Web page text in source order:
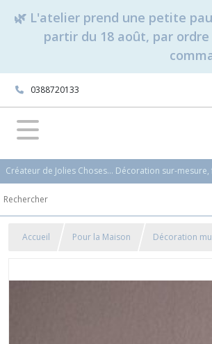
🌿 L'atelier prend une petite
partir du 18 août, par ordre
0388720133
Créateur de Jolies Choses... Décoration sur-
Accueil Pour la Maison Décoration